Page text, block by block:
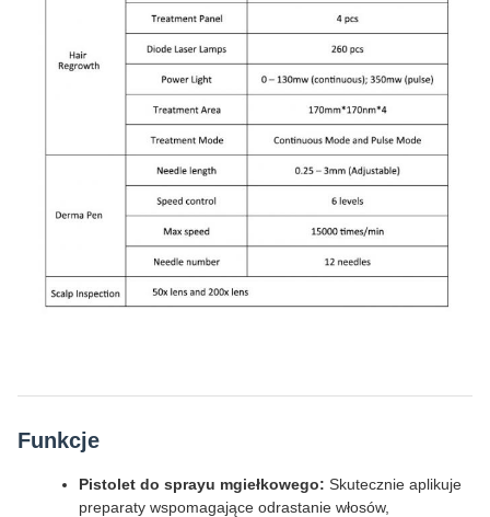
Funkcje
Pistolet do sprayu mgiełkowego: Skutecznie aplikuje
preparaty wspomagające odrastanie włosów,